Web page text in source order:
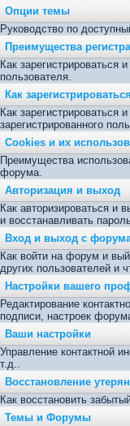
Опции темы
Руководство по
Преимущества
Как зарегистрироваться
пользователя.
Как зарегистрироваться
Как зарегистрироваться
зарегистрированного
Cookies и их
Преимущества
форума.
Авторизация и выход
Как авторизироваться и
и восстанавливать
Вход и выход с
Как войти на форум и
других пользователей и
Настройки вашего
Редактирование
подписи, настроек
Ваши настройки
Управление контактной
т.д..
Восстановление
Как восстановить
Темы и Форумы